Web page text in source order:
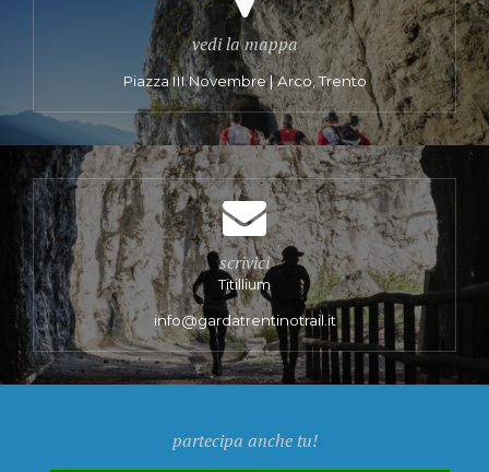
vedi la mappa
Piazza III Novembre | Arco, Trento
scrivici
Titillium
info@gardatrentinotrail.it
partecipa anche tu!